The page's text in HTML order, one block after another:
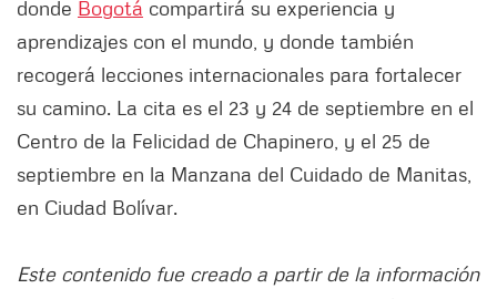
donde Bogotá compartirá su experiencia y
aprendizajes con el mundo, y donde también
recogerá lecciones internacionales para fortalecer
su camino. La cita es el 23 y 24 de septiembre en el
Centro de la Felicidad de Chapinero, y el 25 de
septiembre en la Manzana del Cuidado de Manitas,
en Ciudad Bolívar.
Este contenido fue creado a partir de la información